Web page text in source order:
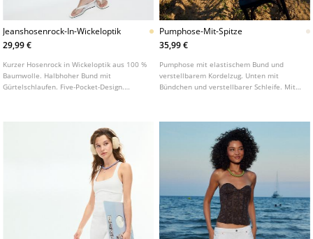
Jeanshosenrock-In-Wickeloptik
29,99 €
Kurzer Hosenrock in Wickeloptik aus 100 %
Baumwolle. Halbhoher Bund mit
Gürtelschlaufen. Five-Pocket-Design.
Pumphose-Mit-Spitze
35,99 €
Pumphose mit elastischem Bund und
verstellbarem Kordelzug. Unten mit
Bündchen und verstellbarer Schleife. Mit